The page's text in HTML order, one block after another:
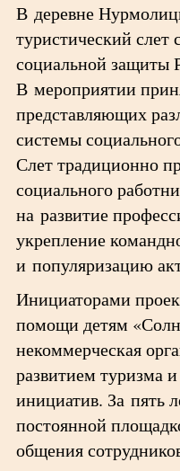
В деревне
туристический слет
социальной защиты
В мероприятии
представляющих
системы
Слет традиционно
социального
на развитие
укрепление
и популяризацию
Инициаторами
помощи детям
некоммерческая
развитием туризма
инициатив. За пять
постоянной
общения